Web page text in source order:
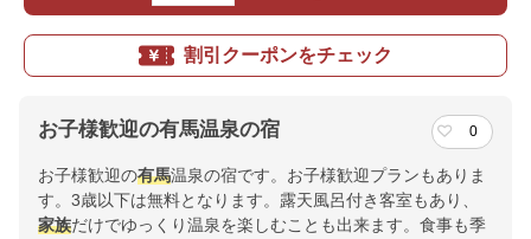
割引クーポンをチェック
お子様歓迎の有馬温泉の宿 0
お子様歓迎の有馬温泉の宿です。お子様歓迎プランもありま
す。3歳以下は無料となります。露天風呂付き客室もあり、
家族だけでゆっくり温泉を楽しむことも出来ます。食事も季